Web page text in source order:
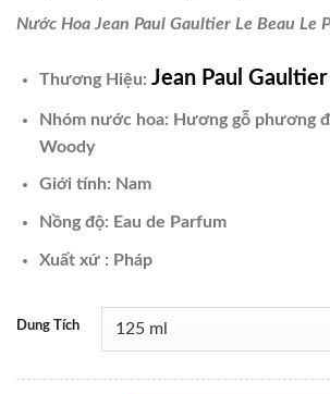
là:
₫2,500,000.
tại
là:
Nước Hoa Jean Paul Gaultier Le Beau Le
Thương Hiệu: Jean Paul Gaultier
Nhóm nước hoa: Hương gỗ phương
Woody
Giới tính: Nam
Nồng độ: Eau de Parfum
Xuất xứ : Pháp
Dung Tích